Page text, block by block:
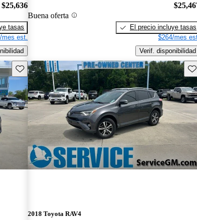
$25,636
tasas
mes est.
Buena oferta
El precio incluye tasas
$264/mes
Verif. disponibilidad
Guarda este Aviso
2018 Toyota RAV4